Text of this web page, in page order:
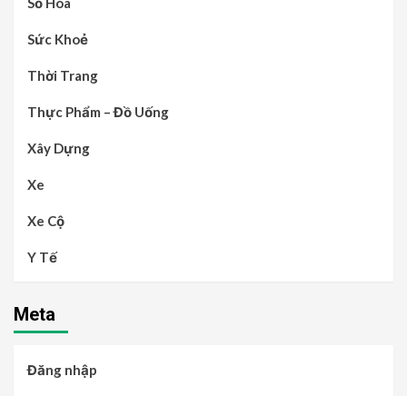
Sức Khoẻ
Thời Trang
Thực Phẩm – Đồ Uống
Xây Dựng
Xe
Xe Cộ
Y Tế
Meta
Đăng nhập